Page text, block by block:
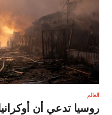
العالم
روسيا تدعي أن